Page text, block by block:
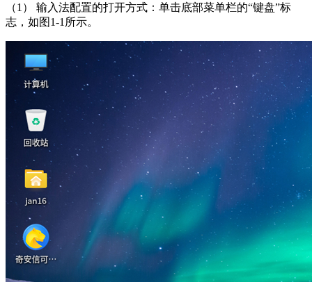
（1） 输入法配置的打开方式：单击底部菜单栏的“键盘”标
志，如图1-1所示。